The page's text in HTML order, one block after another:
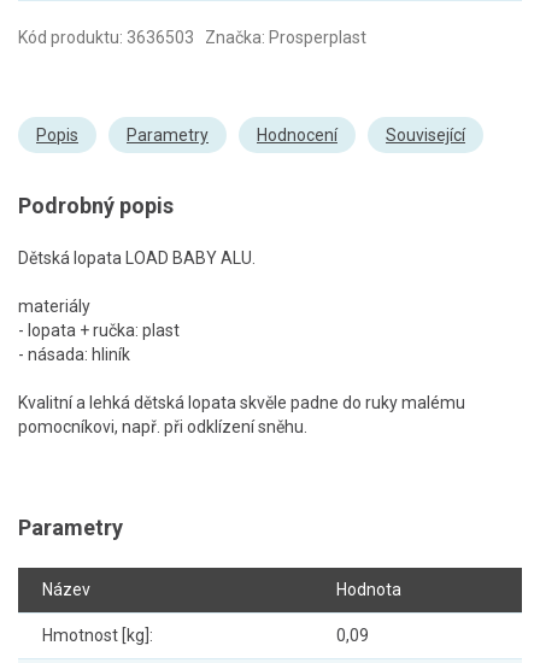
Kód produktu: 3636503 Značka: Prosperplast
Popis Parametry Hodnocení Související
Podrobný popis
Dětská lopata LOAD BABY ALU.
materiály
- lopata + ručka: plast
- násada: hliník
Kvalitní a lehká dětská lopata skvěle padne do ruky malému
pomocníkovi, např. při odklízení sněhu.
Parametry
Název Hodnota
Hmotnost [kg]: 0,09